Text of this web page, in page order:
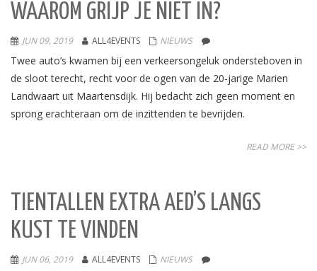
WAAROM GRIJP JE NIET IN?
JUN 09, 2019 ALL4EVENTS NIEUWS
Twee auto’s kwamen bij een verkeersongeluk ondersteboven in
de sloot terecht, recht voor de ogen van de 20-jarige Marien
Landwaart uit Maartensdijk. Hij bedacht zich geen moment en
sprong erachteraan om de inzittenden te bevrijden.
READ MORE >>
TIENTALLEN EXTRA AED’S LANGS
KUST TE VINDEN
JUN 06, 2019 ALL4EVENTS NIEUWS